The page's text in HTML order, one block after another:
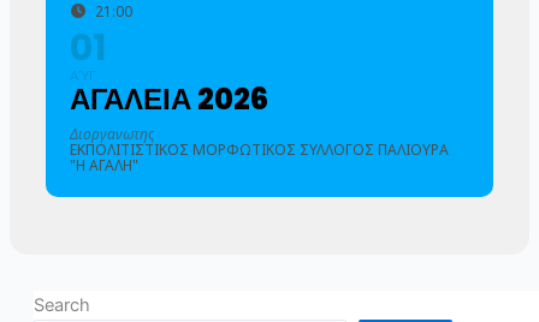
21:00
01
ΑΎΓ
ΑΓΑΛΕΙΑ 2026
Διοργανωτης
ΕΚΠΟΛΙΤΙΣΤΙΚΟΣ ΜΟΡΦΩΤΙΚΟΣ ΣΥΛΛΟΓΟΣ ΠΑΛΙΟΥΡΑ
"Η ΑΓΑΛΗ"
Search